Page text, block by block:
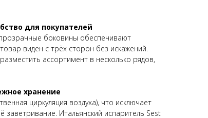
для покупателей
боковины обеспечивают
виден с трёх сторон без искажений.
ассортимент в несколько рядов,
хранение
циркуляция воздуха), что исключает
заветривание. Итальянский испаритель Sest